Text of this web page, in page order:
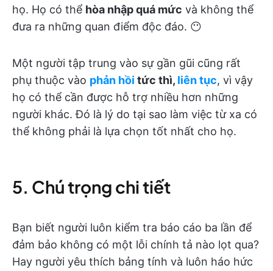
họ. Họ có thể hòa nhập quá mức và không thể
đưa ra những quan điểm độc đáo. 😶
Một người tập trung vào sự gần gũi cũng rất
phụ thuộc vào phản hồi tức thì, liên tục, vì vậy
họ có thể cần được hỗ trợ nhiều hơn những
người khác. Đó là lý do tại sao làm việc từ xa có
thể không phải là lựa chọn tốt nhất cho họ.
5. Chú trọng chi tiết
Bạn biết người luôn kiểm tra báo cáo ba lần để
đảm bảo không có một lỗi chính tả nào lọt qua?
Hay người yêu thích bảng tính và luôn háo hức